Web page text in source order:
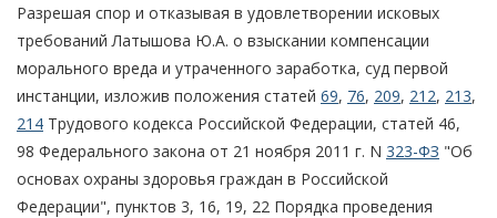
Разрешая спор и отказывая в удовлетворении исковых
требований Латышова Ю.А. о взыскании компенсации
морального вреда и утраченного заработка, суд первой
инстанции, изложив положения статей 69, 76, 209, 212, 213,
214 Трудового кодекса Российской Федерации, статей 46,
98 Федерального закона от 21 ноября 2011 г. N 323-ФЗ "Об
основах охраны здоровья граждан в Российской
Федерации", пунктов 3, 16, 19, 22 Порядка проведения